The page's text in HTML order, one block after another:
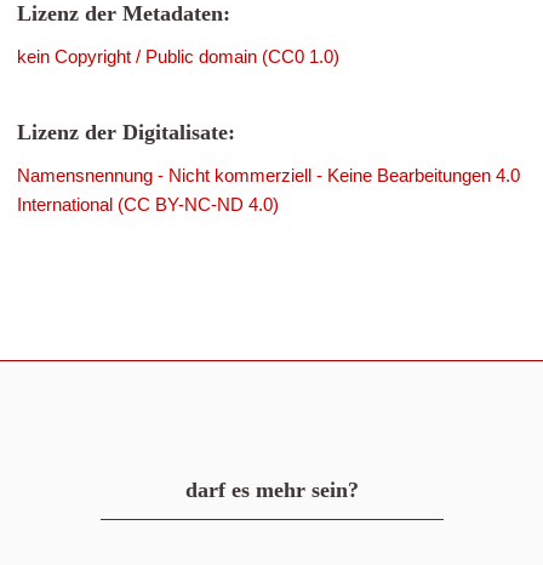
Lizenz der Metadaten:
kein Copyright / Public domain (CC0 1.0)
Lizenz der Digitalisate:
Namensnennung - Nicht kommerziell - Keine Bearbeitungen 4.0
International (CC BY-NC-ND 4.0)
darf es mehr sein?